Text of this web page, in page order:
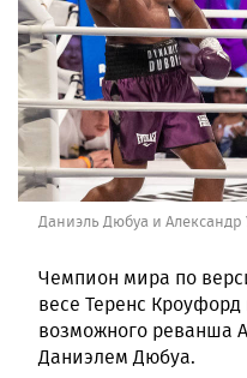
Даниэль Дюбуа и
Чемпион мира по
весе Теренс
возможного реванша
Даниэлем Дюбуа.